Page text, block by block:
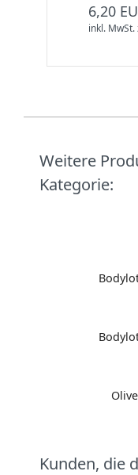
6,20
inkl. MwSt.
Weitere
Kategorie:
Kunden, die